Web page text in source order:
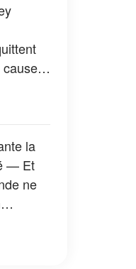
cause
les
la
— Et
ne